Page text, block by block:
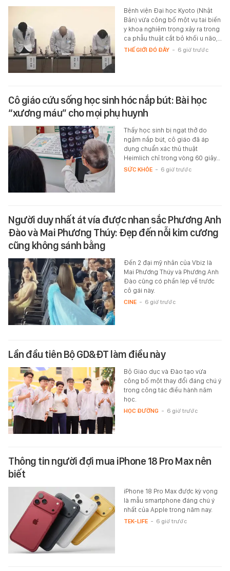
Bệnh viện Đại học Kyoto (Nhật
Bản) vừa công bố một vụ tai biến
y khoa nghiêm trọng xảy ra trong
ca phẫu thuật cắt bỏ khối u não,…
THẾ GIỚI ĐÓ ĐÂY - 6 giờ trước
Cô giáo cứu sống học sinh hóc nắp bút: Bài học
“xương máu” cho mọi phụ huynh
Thấy học sinh bị ngạt thở do
ngậm nắp bút, cô giáo đã áp
dụng chuẩn xác thủ thuật
Heimlich chỉ trong vòng 60 giây…
SỨC KHỎE - 6 giờ trước
Người duy nhất át vía được nhan sắc Phương Anh
Đào và Mai Phương Thúy: Đẹp đến nỗi kim cương
cũng không sánh bằng
Đến 2 đại mỹ nhân của Vbiz là
Mai Phương Thúy và Phương Anh
Đào cũng có phần lép vế trước
cô gái này.
CINE - 6 giờ trước
Lần đầu tiên Bộ GD&ĐT làm điều này
Bộ Giáo dục và Đào tạo vừa
công bố một thay đổi đáng chú ý
trong công tác điều hành năm
học.
HỌC ĐƯỜNG - 6 giờ trước
Thông tin người đợi mua iPhone 18 Pro Max nên
biết
iPhone 18 Pro Max được kỳ vọng
là mẫu smartphone đáng chú ý
nhất của Apple trong năm nay.
TEK-LIFE - 6 giờ trước